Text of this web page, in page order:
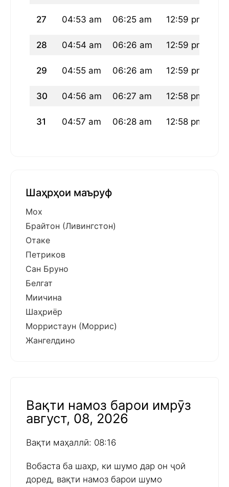
27 04:53 am 06:25 am 12:59 pm
28 04:54 am 06:26 am 12:59 pm
29 04:55 am 06:26 am 12:59 pm
30 04:56 am 06:27 am 12:58 pm
31 04:57 am 06:28 am 12:58 pm
Шаҳрҳои маъруф
Мох
Брайтон (Ливингстон)
Отаке
Петриков
Сан Бруно
Белгат
Миичина
Шаҳриёр
Морристаун (Моррис)
Жангелдино
Вақти намоз барои имрӯз
август, 08, 2026
Вақти маҳаллӣ: 08:16
Вобаста ба шаҳр, ки шумо дар он ҷой
доред, вақти намоз барои шумо